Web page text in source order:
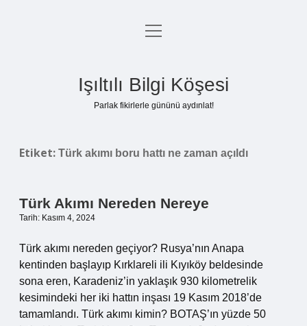
Anasayfa
Yasal Uyarı
menüyü
Işıltılı Bilgi Köşesi
Parlak fikirlerle gününü aydınlat!
Etiket: Türk akımı boru hattı ne zaman açıldı
Türk Akımı Nereden Nereye
Tarih: Kasım 4, 2024
Türk akımı nereden geçiyor? Rusya’nın Anapa
kentinden başlayıp Kırklareli ili Kıyıköy beldesinde
sona eren, Karadeniz’in yaklaşık 930 kilometrelik
kesimindeki her iki hattın inşası 19 Kasım 2018’de
tamamlandı. Türk akımı kimin? BOTAŞ’ın yüzde 50